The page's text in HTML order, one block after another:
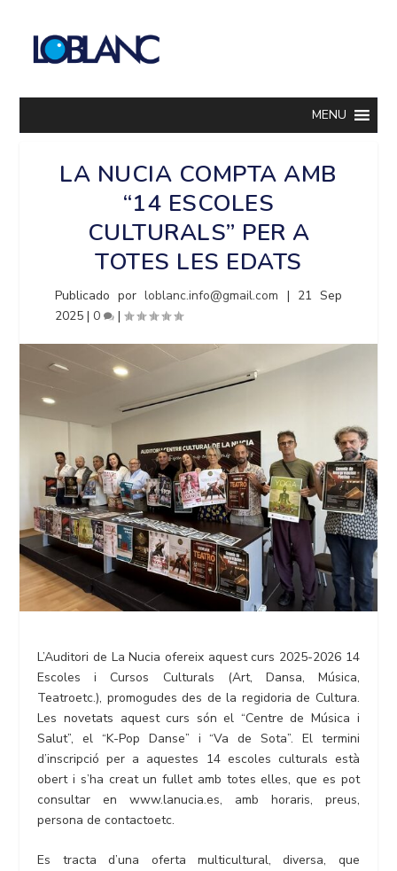
MENU
LA NUCIA COMPTA AMB
“14 ESCOLES
CULTURALS” PER A
TOTES LES EDATS
Publicado porloblanc.info@gmail.com | 21 Sep
2025 |0 |
L’Auditori de La Nucia ofereix aquest curs 2025-2026 14
Escoles i Cursos Culturals (Art, Dansa, Música,
Teatroetc.), promogudes des de la regidoria de Cultura.
Les novetats aquest curs són el “Centre de Música i
Salut”, el “K-Pop Danse” i “Va de Sota”. El termini
d’inscripció per a aquestes 14 escoles culturals està
obert i s’ha creat un fullet amb totes elles, que es pot
consultar en www.lanucia.es, amb horaris, preus,
persona de contactoetc.
Es tracta d’una oferta multicultural, diversa, que